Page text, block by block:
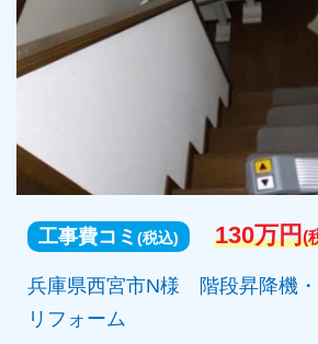
工事費コミ (税込) 130万円(
兵庫県西宮市N様 階段昇降機
リフォーム